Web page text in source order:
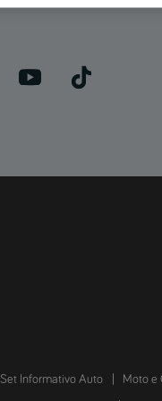
Set Informativo Auto Moto e